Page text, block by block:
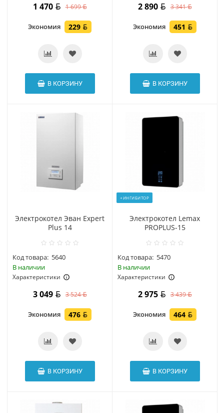
1 470 1 699
Экономия 229
В КОРЗИНУ
2 890 3 341
Экономия 451
В КОРЗИНУ
Электрокотел Эван Expert
Plus 14
Код товара: 5640
В наличии
Характеристики
3 049 3 524
Экономия 476
В КОРЗИНУ
+ИНГИБИТОР
Электрокотел Lemax
PROPLUS-15
Код товара: 5470
В наличии
Характеристики
2 975 3 439
Экономия 464
В КОРЗИНУ